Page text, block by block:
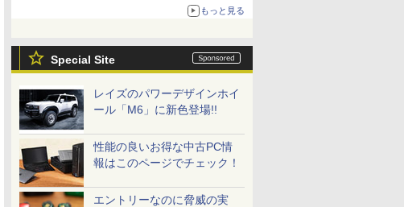
もっと見る
Special Site
レイズのパワーデザインホイ
ール「M6」に新色登場!!
性能の良いお得な中古PC情
報はこのページでチェック！
エントリーなのに脅威の実